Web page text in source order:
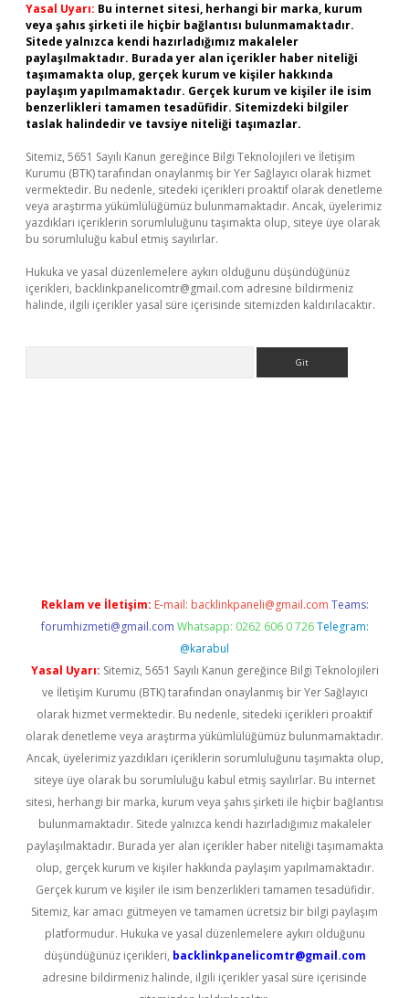
Yasal Uyarı: Bu internet sitesi, herhangi bir marka, kurum
veya şahıs şirketi ile hiçbir bağlantısı bulunmamaktadır.
Sitede yalnızca kendi hazırladığımız makaleler
paylaşılmaktadır. Burada yer alan içerikler haber niteliği
taşımamakta olup, gerçek kurum ve kişiler hakkında
paylaşım yapılmamaktadır. Gerçek kurum ve kişiler ile isim
benzerlikleri tamamen tesadüfidir. Sitemizdeki bilgiler
taslak halindedir ve tavsiye niteliği taşımazlar.
Sitemiz, 5651 Sayılı Kanun gereğince Bilgi Teknolojileri ve İletişim
Kurumu (BTK) tarafından onaylanmış bir Yer Sağlayıcı olarak hizmet
vermektedir. Bu nedenle, sitedeki içerikleri proaktif olarak denetleme
veya araştırma yükümlülüğümüz bulunmamaktadır. Ancak, üyelerimiz
yazdıkları içeriklerin sorumluluğunu taşımakta olup, siteye üye olarak
bu sorumluluğu kabul etmiş sayılırlar.
Hukuka ve yasal düzenlemelere aykırı olduğunu düşündüğünüz
içerikleri, backlinkpanelicomtr@gmail.com adresine bildirmeniz
halinde, ilgili içerikler yasal süre içerisinde sitemizden kaldırılacaktır.
Reklam ve İletişim: E-mail: backlinkpaneli@gmail.com Teams:
forumhizmeti@gmail.com Whatsapp: 0262 606 0 726 Telegram:
@karabul
Yasal Uyarı: Sitemiz, 5651 Sayılı Kanun gereğince Bilgi Teknolojileri
ve İletişim Kurumu (BTK) tarafından onaylanmış bir Yer Sağlayıcı
olarak hizmet vermektedir. Bu nedenle, sitedeki içerikleri proaktif
olarak denetleme veya araştırma yükümlülüğümüz bulunmamaktadır.
Ancak, üyelerimiz yazdıkları içeriklerin sorumluluğunu taşımakta olup,
siteye üye olarak bu sorumluluğu kabul etmiş sayılırlar. Bu internet
sitesi, herhangi bir marka, kurum veya şahıs şirketi ile hiçbir bağlantısı
bulunmamaktadır. Sitede yalnızca kendi hazırladığımız makaleler
paylaşılmaktadır. Burada yer alan içerikler haber niteliği taşımamakta
olup, gerçek kurum ve kişiler hakkında paylaşım yapılmamaktadır.
Gerçek kurum ve kişiler ile isim benzerlikleri tamamen tesadüfidir.
Sitemiz, kar amacı gütmeyen ve tamamen ücretsiz bir bilgi paylaşım
platformudur. Hukuka ve yasal düzenlemelere aykırı olduğunu
düşündüğünüz içerikleri, backlinkpanelicomtr@gmail.com
adresine bildirmeniz halinde, ilgili içerikler yasal süre içerisinde